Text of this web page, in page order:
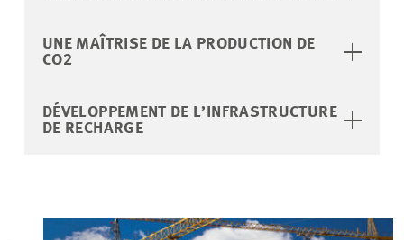
UNE MAÎTRISE DE LA PRODUCTION DE
CO2
DÉVELOPPEMENT DE L’INFRASTRUCTURE
DE RECHARGE